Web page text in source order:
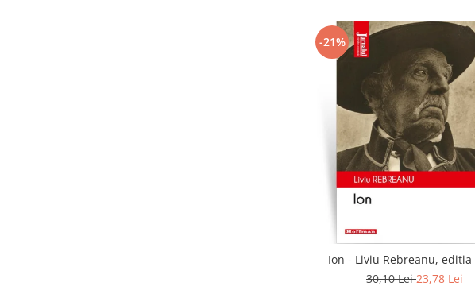
-21%
Ion - Liviu Rebreanu, editia
30,10 Lei23,78 Lei